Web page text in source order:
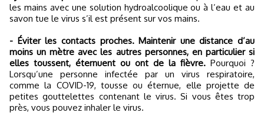
les mains avec une solution hydroalcoolique ou à l’eau et au
savon tue le virus s’il est présent sur vos mains.
- Éviter les contacts proches. Maintenir une distance d’au
moins un mètre avec les autres personnes, en particulier si
elles toussent, éternuent ou ont de la fièvre. Pourquoi ?
Lorsqu’une personne infectée par un virus respiratoire,
comme la COVID-19, tousse ou éternue, elle projette de
petites gouttelettes contenant le virus. Si vous êtes trop
près, vous pouvez inhaler le virus.